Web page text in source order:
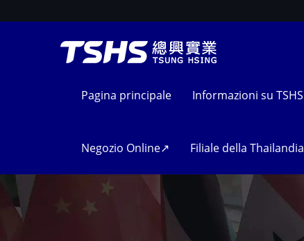
Pagina principale Informazioni su TSHS
Negozio Online↗ Filiale della Thailandia